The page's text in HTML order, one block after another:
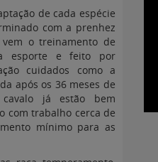
de cada espécie
com a prenhez
o treinamento de
esporte e feito por
cuidados como a
após os 36 meses de
já estão bem
com trabalho cerca de
mínimo para as